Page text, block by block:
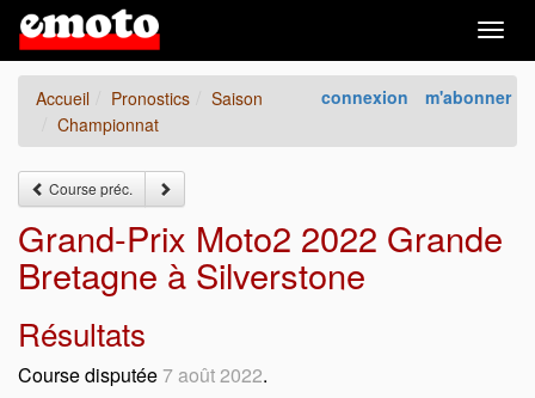
connexion m'abonner
Accueil Pronostics
Saison
Championnat
Course préc.
Grand-Prix Moto2 2022 Grande
Bretagne à Silverstone
Résultats
Course disputée7 août 2022.